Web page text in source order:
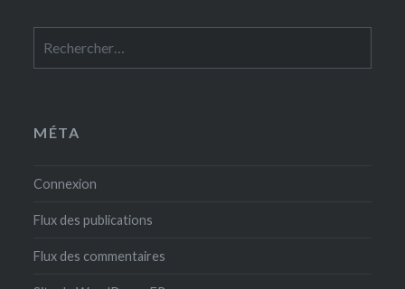
MÉTA
Connexion
Flux des publications
Flux des commentaires